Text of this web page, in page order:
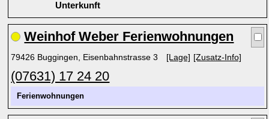
Unterkunft
Weinhof Weber Ferienwohnungen
79426 Buggingen, Eisenbahnstrasse 3 [Lage] [Zusatz-Info]
(07631) 17 24 20
Ferienwohnungen